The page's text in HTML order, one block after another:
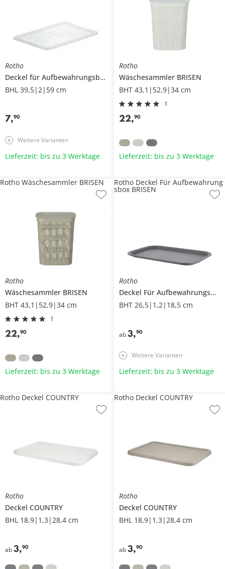
Rotho
Deckel für Aufbewahrungsbox
EVO EASY
BHL 39,5|2|59 cm
7,90
Weitere Varianten
Lieferzeit: bis zu 3 Werktage
Rotho
Wäschesammler BRISEN
BHT 43,1|52,9|34 cm
1
22,90
Lieferzeit: bis zu 3 Werktage
Rotho
Wäschesammler BRISEN
BHT 43,1|52,9|34 cm
1
22,90
Rotho Wäschesammler BRISEN
Lieferzeit: bis zu 3 Werktage
Rotho
Deckel Für Aufbewahrungsbox
BHT 26,5|1,2|18,5 cm
ab 3,90
Rotho Deckel Für Aufbewahrung
sbox BRISEN
Weitere Varianten
Lieferzeit: bis zu 3 Werktage
Rotho
Deckel COUNTRY
BHL 18,9|1,3|28,4 cm
ab3,90
Rotho Deckel COUNTRY
Rotho
Deckel COUNTRY
BHL 18,9|1,3|28,4 cm
ab 3,90
Rotho Deckel COUNTRY